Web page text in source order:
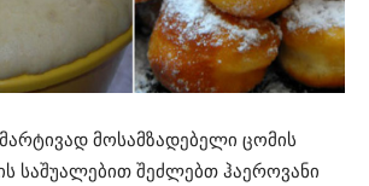
მოსამზადებელი ცომის
საშუალებით შეძლებთ ჰაეროვანი